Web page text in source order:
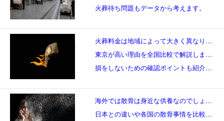
火葬待ち問題もデータから考えます。
火葬料金は地域によって大きく異なります。
東京が高い理由を全国比較で解説します。
損をしないための確認ポイントも紹介します。
海外では散骨は身近な供養なのでしょうか。
日本との違いや各国の散骨事情を比較します。